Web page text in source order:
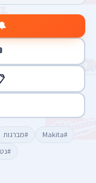
#Makita #מברגות